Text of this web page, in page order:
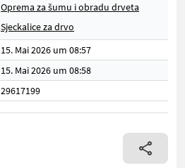
Oprema za šumu i obradu drveta
Sjeckalice za drvo
15. Mai 2026 um 08:57
15. Mai 2026 um 08:58
29617199